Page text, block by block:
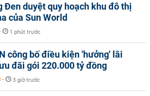
Đen duyệt quy hoạch khu đô thị
của Sun World
1 phút trước
công bố điều kiện 'hưởng' lãi
đãi gói 220.000 tỷ đồng
- 3 giờ trước